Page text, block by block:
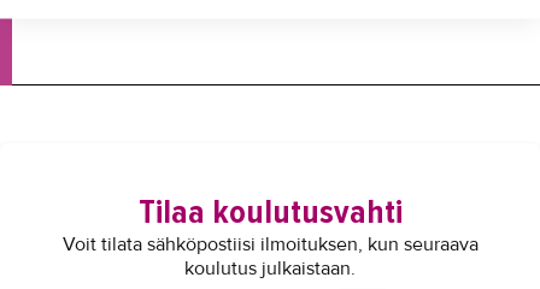
Tilaa koulutusvahti
Voit tilata sähköpostiisi ilmoituksen, kun seuraava
koulutus julkaistaan.